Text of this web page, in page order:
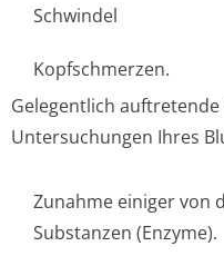
Schwindel
Kopfschmerzen.
Gelegentlich
Untersuchungen Ihres
Zunahme einiger von
Substanzen (Enzyme).